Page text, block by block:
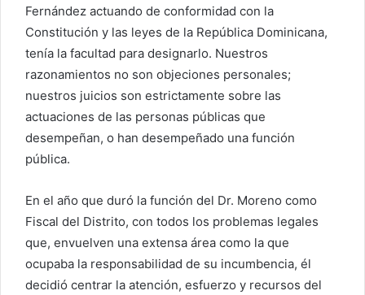
Fernández actuando de conformidad con la
Constitución y las leyes de la República Dominicana,
tenía la facultad para designarlo. Nuestros
razonamientos no son objeciones personales;
nuestros juicios son estrictamente sobre las
actuaciones de las personas públicas que
desempeñan, o han desempeñado una función
pública.
En el año que duró la función del Dr. Moreno como
Fiscal del Distrito, con todos los problemas legales
que, envuelven una extensa área como la que
ocupaba la responsabilidad de su incumbencia, él
decidió centrar la atención, esfuerzo y recursos del